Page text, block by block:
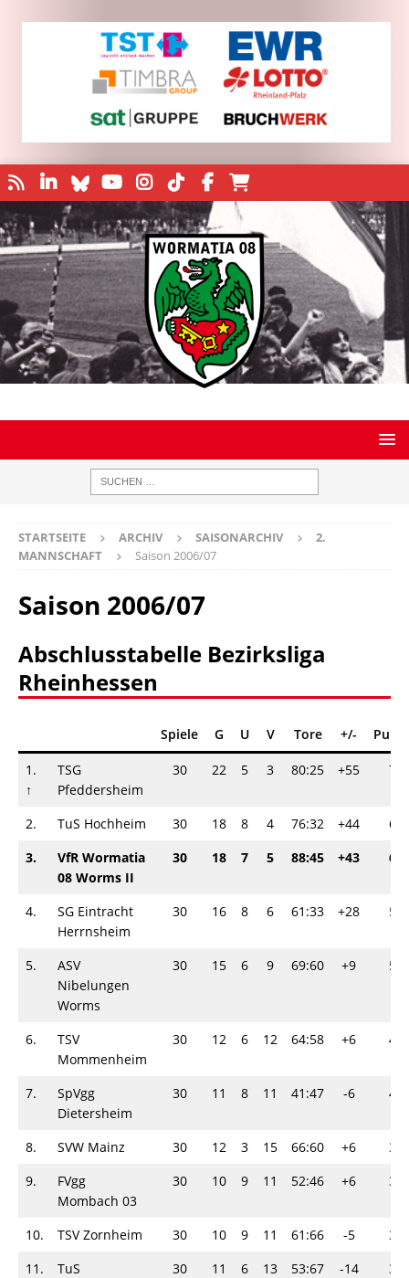
STARTSEITE ARCHIV SAISONARCHIV
2.
MANNSCHAFT
Saison 2006/07
Saison 2006/07
Abschlusstabelle Bezirksliga
Rheinhessen
Spiele G U V Tore +/-
1.
↑
TSG
Pfeddersheim
30 22 5 3 80:25 +55 71
2. TuS Hochheim 30 18 8 4 76:32 +44
62
3.
VfR Wormatia
08 Worms II
30 18 7 5 88:45 +43 61
4.
SG Eintracht
Herrnsheim
30 16 8 6 61:33 +28 56
5.
ASV
Nibelungen
Worms
30 15 6 9 69:60 +9 51
6.
TSV
Mommenheim
30 12 6 12 64:58 +6 42
7.
SpVgg
Dietersheim
30 11 8 11 41:47 -6 41
8. SVW Mainz 30 12 3 15 66:60 +6
39
9.
FVgg
Mombach 03
30 10 9 11 52:46 +6 39
10. TSV Zornheim 30 10 9 11 61:66 -5
39
11.
TuS
30 11 6 13 53:67 -14 39